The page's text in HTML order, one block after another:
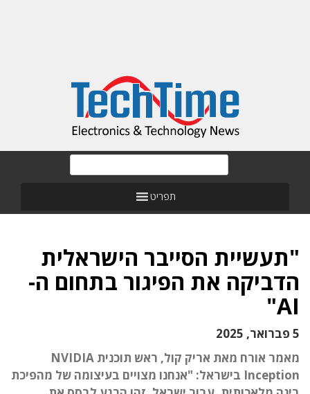
תפריט
"תעשיית הסייבר הישראלית
הדביקה את הפיגור בתחום ה-
AI"
5 פברואר, 2025
מאמר אורח מאת אריק קול, ראש תוכנית NVIDIA
Inception בישראל: "אנחנו מצויים בעיצומה של מהפיכת